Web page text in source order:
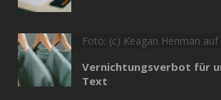
Foto: (c) Keagan Henman auf
Vernichtungsverbot für
Text